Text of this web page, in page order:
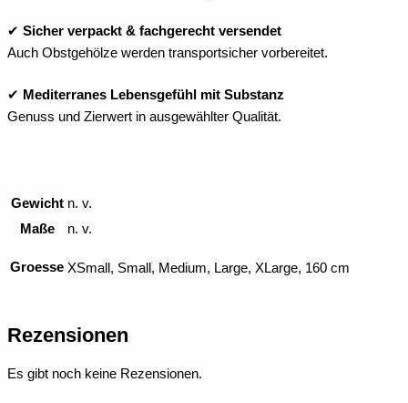
✔ Sicher verpackt & fachgerecht versendet
Auch Obstgehölze werden transportsicher vorbereitet.
✔ Mediterranes Lebensgefühl mit Substanz
Genuss und Zierwert in ausgewählter Qualität.
Gewicht n. v.
Maße
n. v.
Groesse XSmall, Small, Medium, Large, XLarge, 160 cm
Rezensionen
Es gibt noch keine Rezensionen.